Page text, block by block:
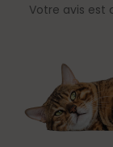
Votre avis est